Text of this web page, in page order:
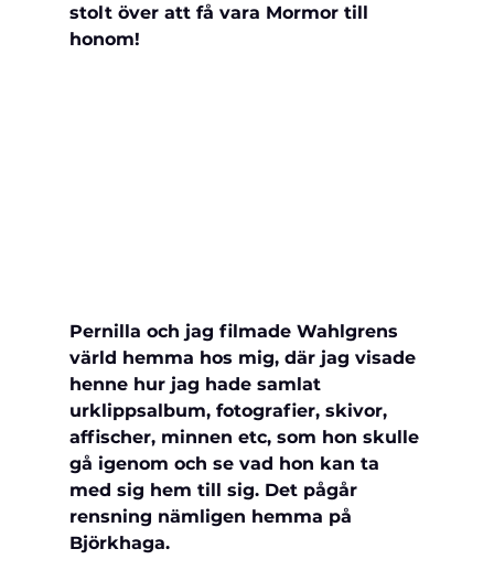
stolt över att få vara Mormor till
honom!
Pernilla och jag filmade Wahlgrens
värld hemma hos mig, där jag visade
henne hur jag hade samlat
urklippsalbum, fotografier, skivor,
affischer, minnen etc, som hon skulle
gå igenom och se vad hon kan ta
med sig hem till sig. Det pågår
rensning nämligen hemma på
Björkhaga.